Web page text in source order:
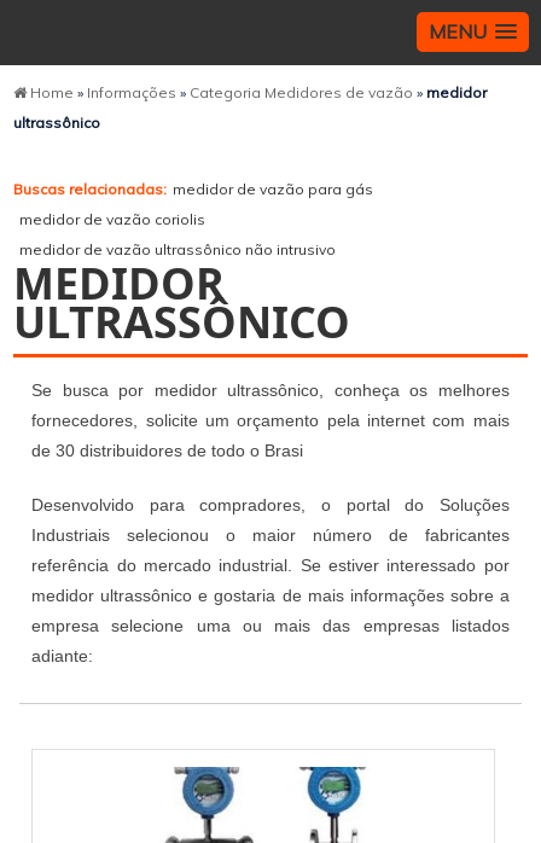
MENU
Home » Informações» Categoria Medidores de vazão» medidor
ultrassônico
Buscas relacionadas: medidor de vazão para gás
medidor de vazão coriolis
medidor de vazão ultrassônico não intrusivo
MEDIDOR
ULTRASSÔNICO
Se busca por medidor ultrassônico, conheça os melhores
fornecedores, solicite um orçamento pela internet com mais
de 30 distribuidores de todo o Brasi
Desenvolvido para compradores, o portal do Soluções
Industriais selecionou o maior número de fabricantes
referência do mercado industrial. Se estiver interessado por
medidor ultrassônico e gostaria de mais informações sobre a
empresa selecione uma ou mais das empresas listados
adiante: